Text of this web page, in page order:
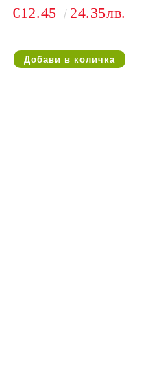
€12.45 24.35лв.